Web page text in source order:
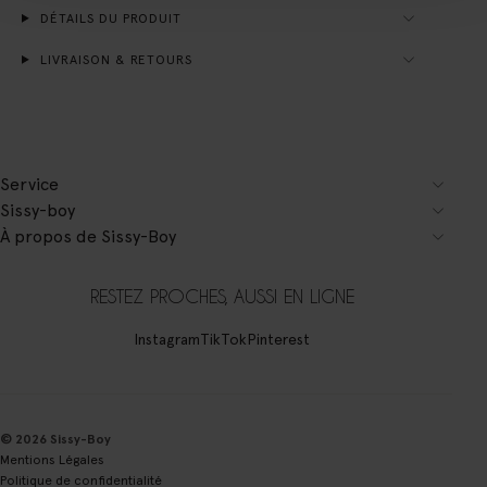
DÉTAILS DU PRODUIT
LIVRAISON & RETOURS
Service
Sissy-boy
À propos de Sissy-Boy
RESTEZ PROCHES, AUSSI EN LIGNE
InstagramTikTokPinterest
© 2026 Sissy-Boy
Mentions Légales
Politique de confidentialité